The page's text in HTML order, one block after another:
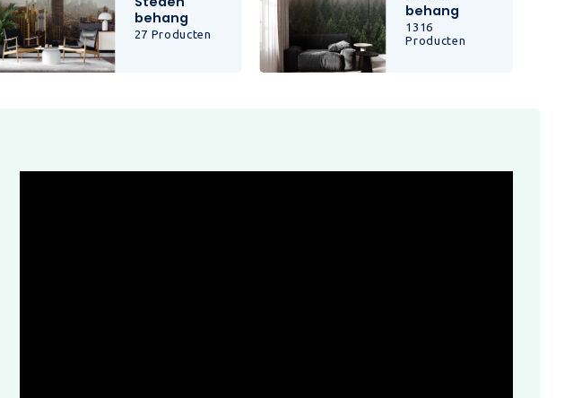
behang
27 Producten
behang
1316
Producten